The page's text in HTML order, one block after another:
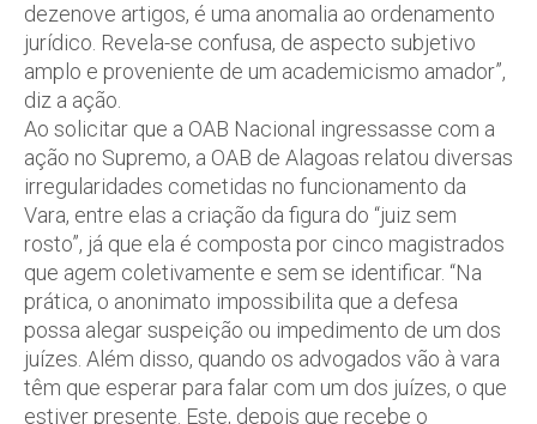
dezenove artigos, é uma anomalia ao ordenamento
jurídico. Revela-se confusa, de aspecto subjetivo
amplo e proveniente de um academicismo amador”,
diz a ação.
Ao solicitar que a OAB Nacional ingressasse com a
ação no Supremo, a OAB de Alagoas relatou diversas
irregularidades cometidas no funcionamento da
Vara, entre elas a criação da figura do “juiz sem
rosto”, já que ela é composta por cinco magistrados
que agem coletivamente e sem se identificar. “Na
prática, o anonimato impossibilita que a defesa
possa alegar suspeição ou impedimento de um dos
juízes. Além disso, quando os advogados vão à vara
têm que esperar para falar com um dos juízes, o que
estiver presente. Este, depois que recebe o